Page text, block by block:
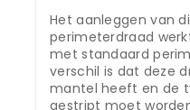
Het aanleggen van
perimeterdraad
met standaard
verschil is dat deze
mantel heeft en de
gestript moet